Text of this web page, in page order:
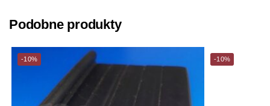
Podobne produkty
-10% -10%